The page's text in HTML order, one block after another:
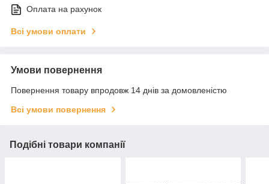
Оплата на рахунок
Всі умови оплати
Умови повернення
Повернення товару впродовж 14 днів за домовленістю
Всі умови повернення
Подібні товари компанії